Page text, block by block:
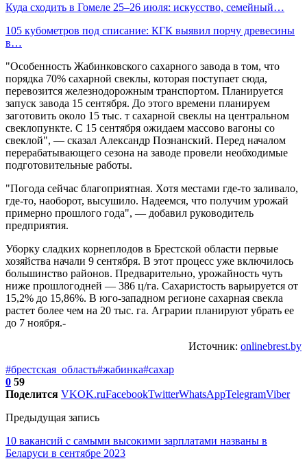
Куда сходить в Гомеле 25–26 июля: искусство, семейный…
105 кубометров под списание: КГК выявил порчу древесины
в…
"Особенность Жабинковского сахарного завода в том, что
порядка 70% сахарной свеклы, которая поступает сюда,
перевозится железнодорожным транспортом. Планируется
запуск завода 15 сентября. До этого времени планируем
заготовить около 15 тыс. т сахарной свеклы на центральном
свеклопункте. С 15 сентября ожидаем массово вагоны со
свеклой", — сказал Александр Познанский. Перед началом
перерабатывающего сезона на заводе провели необходимые
подготовительные работы.
"Погода сейчас благоприятная. Хотя местами где-то заливало,
где-то, наоборот, высушило. Надеемся, что получим урожай
примерно прошлого года", — добавил руководитель
предприятия.
Уборку сладких корнеплодов в Брестской области первые
хозяйства начали 9 сентября. В этот процесс уже включилось
большинство районов. Предварительно, урожайность чуть
ниже прошлогодней — 386 ц/га. Сахаристость варьируется от
15,2% до 15,86%. В юго-западном регионе сахарная свекла
растет более чем на 20 тыс. га. Аграрии планируют убрать ее
до 7 ноября.-
Источник: onlinebrest.by
#брестская_область#жабинка#сахар
0 59
Поделится VKOK.ruFacebookTwitterWhatsAppTelegramViber
Предыдущая запись
10 вакансий с самыми высокими зарплатами названы в
Беларуси в сентябре 2023